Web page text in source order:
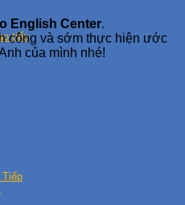
tiếp
Tiếp
English Center.
công và sớm thực hiện ước
của mình nhé!